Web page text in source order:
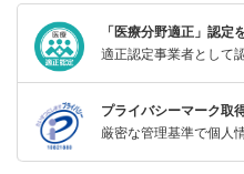
「医療分野適正」認定
適正認定事業者として
プライバシーマーク取
厳密な管理基準で個人